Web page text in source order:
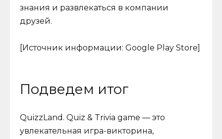
знания и развлекаться в компании
друзей.
[Источник информации: Google Play Store]
Подведем итог
QuizzLand. Quiz & Trivia game — это
увлекательная игра-викторина,